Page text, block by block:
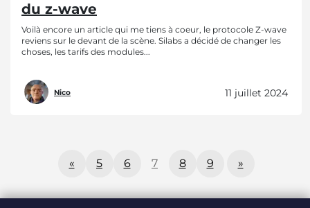
du z-wave
Voilà encore un article qui me tiens à coeur, le protocole Z-wave
reviens sur le devant de la scène. Silabs a décidé de changer les
choses, les tarifs des modules...
Nico 11 juillet 2024
« 5 6 7 8 9 »